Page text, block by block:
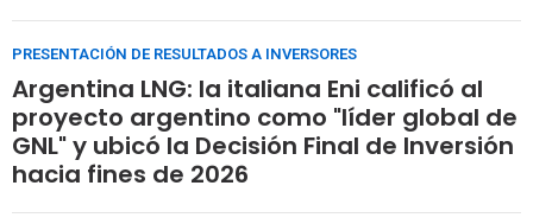
PRESENTACIÓN DE RESULTADOS A INVERSORES
Argentina LNG: la italiana Eni calificó al
proyecto argentino como "líder global de
GNL" y ubicó la Decisión Final de Inversión
hacia fines de 2026